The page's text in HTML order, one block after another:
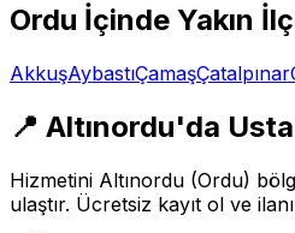
Ordu İçinde Yakın
AkkuşAybastıÇamaşÇatalpınar
📍 Altınordu'da Usta
Hizmetini Altınordu (Ordu)
ulaştır. Ücretsiz kayıt ol ve